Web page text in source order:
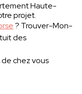
Haute-
projet.
? Trouver-Mon-
des
chez vous